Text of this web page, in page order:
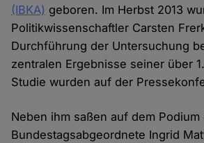
(IBKA) geboren. Im Herbst 2013
Politikwissenschaftler Carsten
Durchführung der Untersuchung
zentralen Ergebnisse seiner über
Studie wurden auf der
Neben ihm saßen auf dem
Bundestagsabgeordnete Ingrid